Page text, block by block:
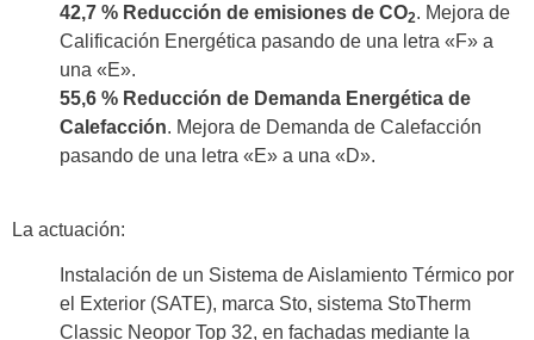
42,7 % Reducción de emisiones de CO2. Mejora de
Calificación Energética pasando de una letra «F» a
una «E».
55,6 % Reducción de Demanda Energética de
Calefacción. Mejora de Demanda de Calefacción
pasando de una letra «E» a una «D».
La actuación:
Instalación de un Sistema de Aislamiento Térmico por
el Exterior (SATE), marca Sto, sistema StoTherm
Classic Neopor Top 32, en fachadas mediante la